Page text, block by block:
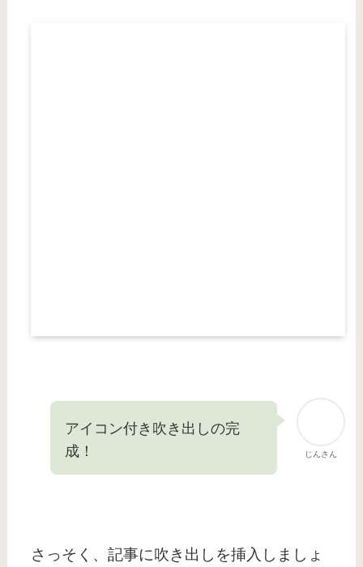
じんさん
アイコン付き吹き出しの完
成！
さっそく、記事に吹き出しを挿入しましょ